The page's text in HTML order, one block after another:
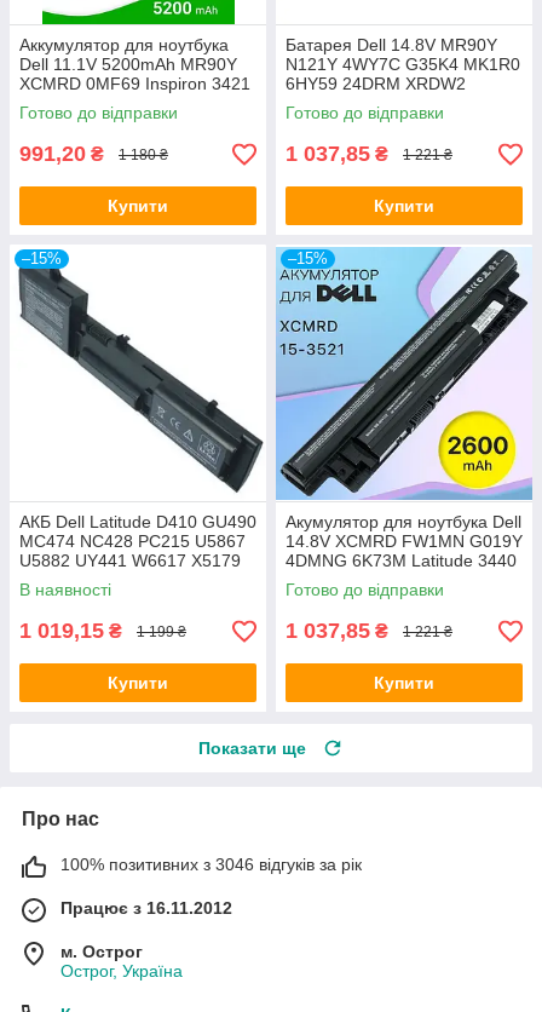
Аккумулятор для ноутбука
Dell 11.1V 5200mAh MR90Y
XCMRD 0MF69 Inspiron 3421
3721 5421 3521 5521 5537
15-3521
Готово до відправки
991,20 ₴ 1 180 ₴
Купити
Батарея Dell 14.8V MR90Y
N121Y 4WY7C G35K4 MK1R0
6HY59 24DRM XRDW2
Inspiron 3421 3437 3521 3537
3721 5421 5521
Готово до відправки
1 037,85 ₴ 1 221 ₴
Купити
–15%
АКБ Dell Latitude D410 GU490
MC474 NC428 PC215 U5867
U5882 UY441 W6617 X5179
X5308 X5332 Y5179 Y5180
Y6142
В наявності
1 019,15 ₴ 1 199 ₴
Купити
–15%
Акумулятор для ноутбука Dell
14.8V XCMRD FW1MN G019Y
4DMNG 6K73M Latitude 3440
3540 E3440 Vostro 2421 2521
Готово до відправки
1 037,85 ₴ 1 221 ₴
Купити
Показати ще
Про нас
100% позитивних з 3046 відгуків за рік
Працює з 16.11.2012
м. Острог
Острог, Україна